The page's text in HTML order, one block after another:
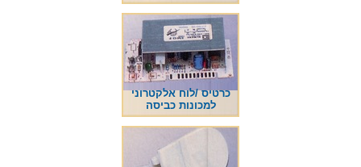
כרטיס /לוח אלקטרוני
למכונות כביסה